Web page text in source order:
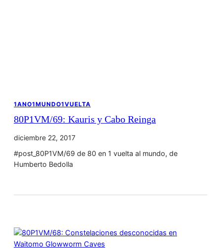
1ANO1MUNDO1VUELTA
80P1VM/69: Kauris y Cabo Reinga
diciembre 22, 2017
#post_80P1VM/69 de 80 en 1 vuelta al mundo, de
Humberto Bedolla